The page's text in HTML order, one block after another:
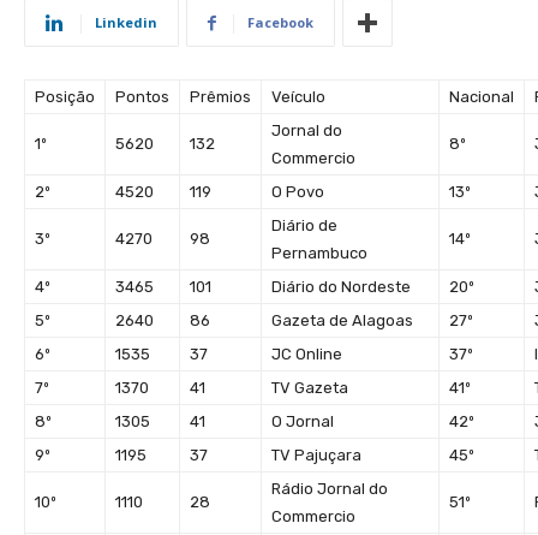
Linkedin Facebook
Posição Pontos Prêmios Veículo Nacional
1º 5620 132
Jornal do
Commercio
8º
2º 4520 119 O Povo 13º
3º 4270 98
Diário de
Pernambuco
14º
4º 3465 101 Diário do Nordeste 20º
5º
2640 86 Gazeta de Alagoas 27º
6º
1535 37 JC Online 37º
7º
1370 41 TV Gazeta 41º
8º
1305 41 O Jornal 42º
9º
1195 37 TV Pajuçara 45º
10º 1110 28
Rádio Jornal do
Commercio
51º